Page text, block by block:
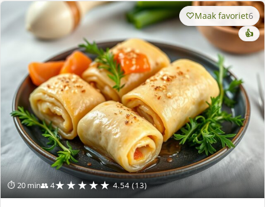
⏱ 20 min👥 4★★★★★ 4.54 (13)
Maak favoriet6
👍